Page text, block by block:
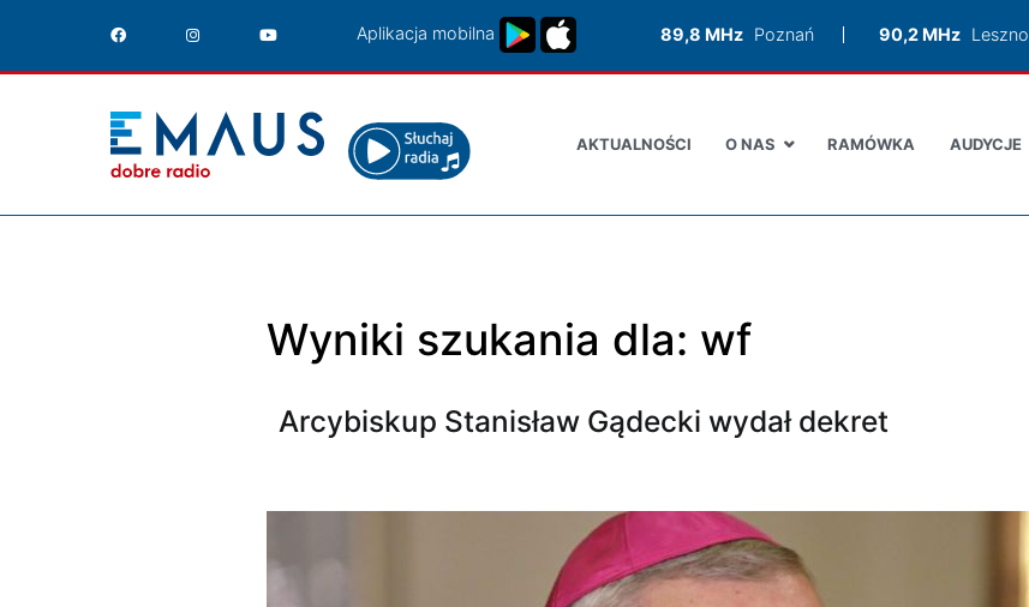
treści
89,8 MHz Poznań 90,2 MHz Leszno
Aplikacja mobilna
AKTUALNOŚCI O NAS RAMÓWKA AUDYCJE
Wyniki szukania dla: wf
Arcybiskup Stanisław Gądecki wydał dekret